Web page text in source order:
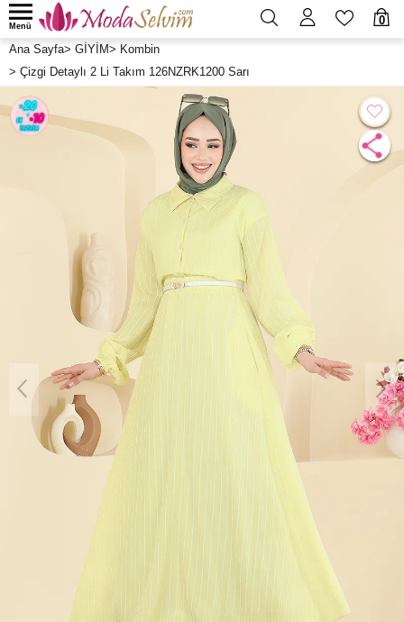
0
Menü
Ana Sayfa> GİYİM> Kombin
> Çizgi Detaylı 2 Li Takım 126NZRK1200 Sarı